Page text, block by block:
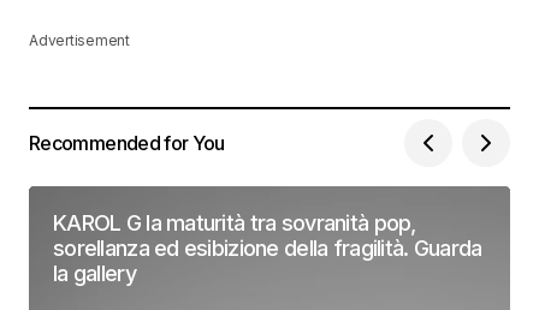
Advertisement
Recommended for You
KAROL G la maturità tra sovranità pop,
sorellanza ed esibizione della fragilità. Guarda
la gallery